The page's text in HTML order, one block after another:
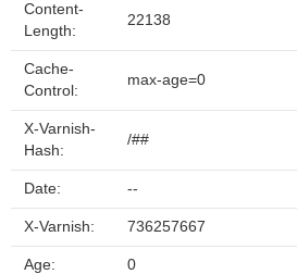
Content-
Length:
22138
Cache-
Control:
max-age=0
X-Varnish-
Hash:
/##
Date: --
X-Varnish: 736257667
Age: 0